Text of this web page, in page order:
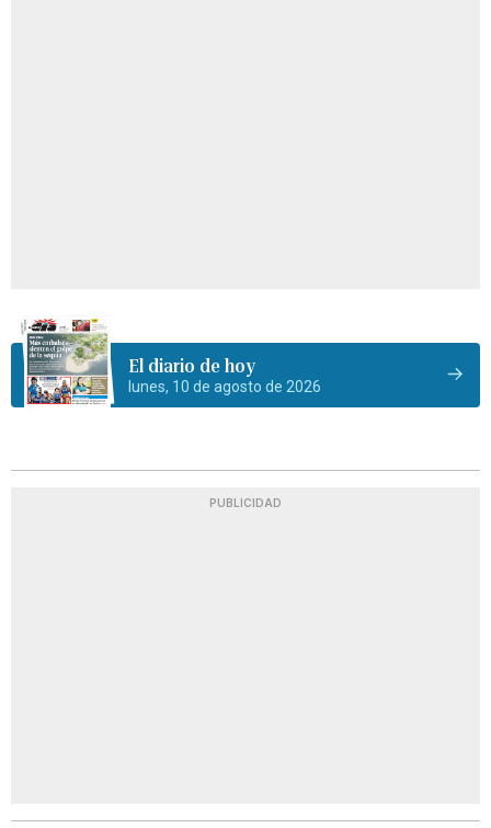
El diario de hoy
lunes, 10 de agosto de 2026
PUBLICIDAD